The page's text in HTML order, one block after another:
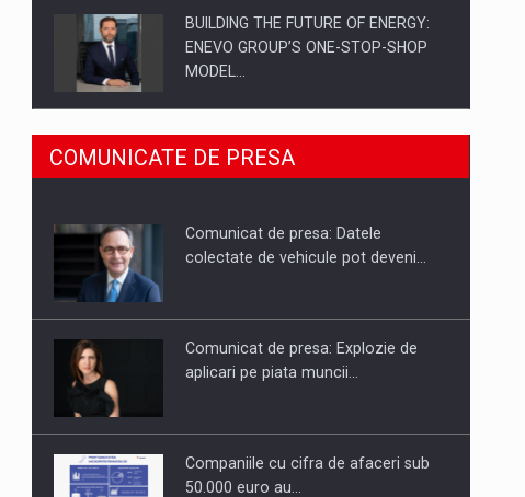
BUILDING THE FUTURE OF ENERGY:
ENEVO GROUP’S ONE-STOP-SHOP
MODEL…
ROOTED IN ROMANIA, BUILT TO
DELIVER TECHNOLOGY FOR THE…
PUTTING ROMANIAN CORPORATE
COMUNICATE DE PRESA
Comunicat de presa: Datele
colectate de vehicule pot deveni…
Comunicat de presa: Explozie de
aplicari pe piata muncii…
Companiile cu cifra de afaceri sub
50.000 euro au…